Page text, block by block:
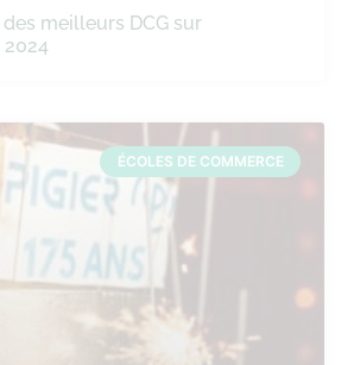
meilleurs DCG sur
ÉCOLES DE COMMERCE